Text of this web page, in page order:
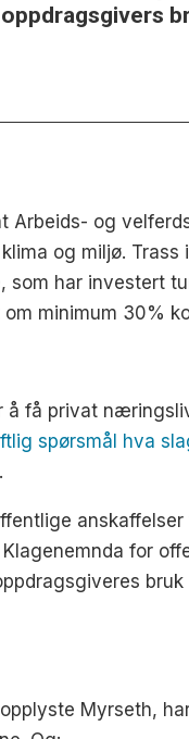
Arbeids- og
og miljø. Trass
som har investert
minimum 30%
å få privat
spørsmål hva
for
Myrseth,